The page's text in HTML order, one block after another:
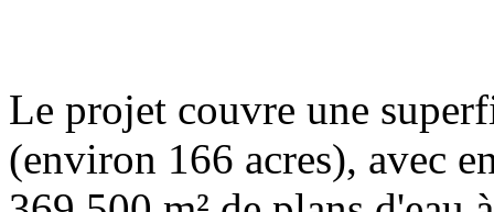
Le projet couvre une
(environ 166 acres), avec